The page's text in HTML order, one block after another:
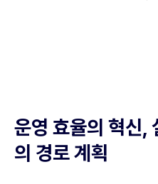
운영 효율의 혁신,
의 경로 계획